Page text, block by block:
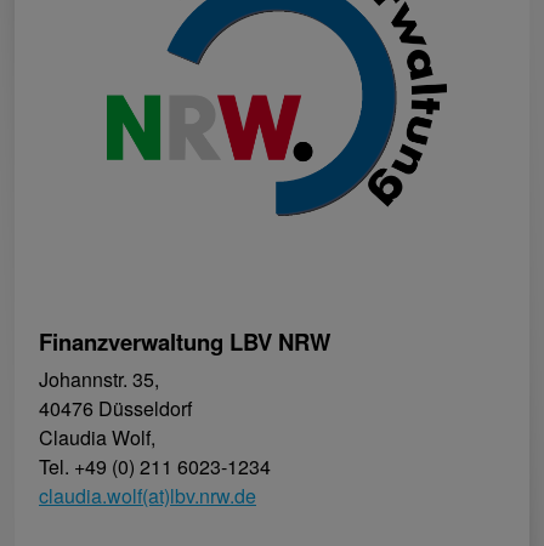
Finanzverwaltung LBV NRW
Johannstr. 35,
40476 Düsseldorf
Claudia Wolf,
Tel. +49 (0) 211 6023-1234
claudia.wolf(at)lbv.nrw.de